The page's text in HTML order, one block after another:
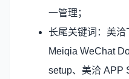
一管理；
长尾关键词：美洽
Meiqia WeChat
setup、美洽 APP